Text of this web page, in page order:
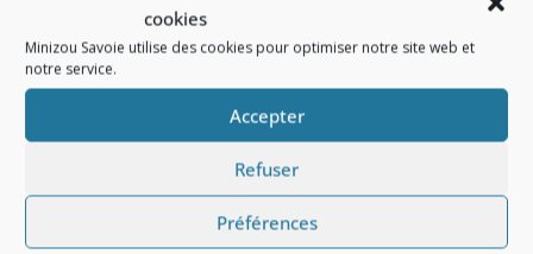
cookies
Minizou Savoie utilise des cookies pour optimiser notre site web et
notre service.
Accepter
Refuser
Préférences
pages ! Le texte est organisé en deux parties. L’une
raconte l’histoire. L’autre, comme des bulles de bande-
dessinée, fait parler les personnages. Les deux
et souligne sa gravité. Le second témoigne de la
frivolité et de l’inconstance des personnages. Un jour
pourtant, il faut affronter le problème ! Et la solution ne
viendra que si tous, décident ENSEMBLE, de la trouver.